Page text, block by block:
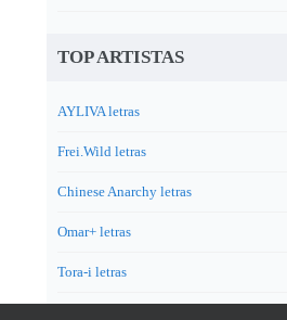
TOP ARTISTAS
AYLIVA letras
Frei.Wild letras
Chinese Anarchy letras
Omar+ letras
Tora-i letras